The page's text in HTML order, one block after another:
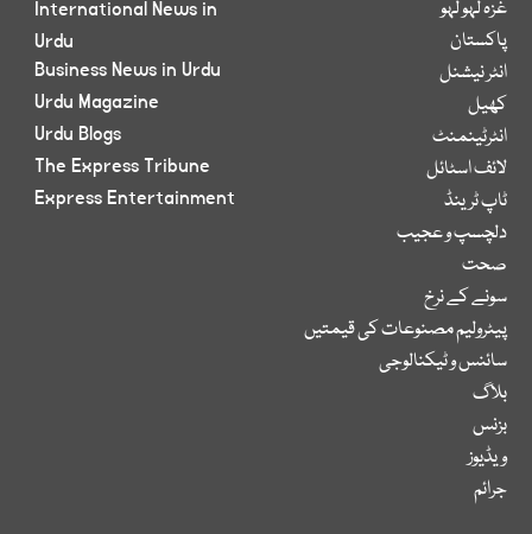
غزہ لہو لہو
پاکستان
انٹر نیشنل
کھیل
انٹرٹینمنٹ
لائف اسٹائل
ٹاپ ٹرینڈ
دلچسپ و عجیب
صحت
سونے کے نرخ
پیٹرولیم مصنوعات کی قیمتیں
سائنس و ٹیکنالوجی
بلاگ
بزنس
ویڈیوز
جرائم
International News in
Urdu
Business News in Urdu
Urdu Magazine
Urdu Blogs
The Express Tribune
Express Entertainment